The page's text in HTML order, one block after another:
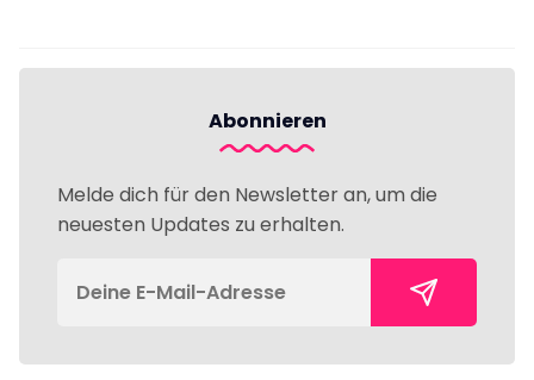
Abonnieren
Melde dich für den Newsletter an, um die
neuesten Updates zu erhalten.